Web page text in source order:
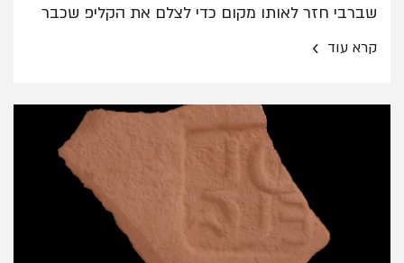
שברבי חזר לאותו מקום כדי לצלם את הקליפ שכבר
קרא עוד ›